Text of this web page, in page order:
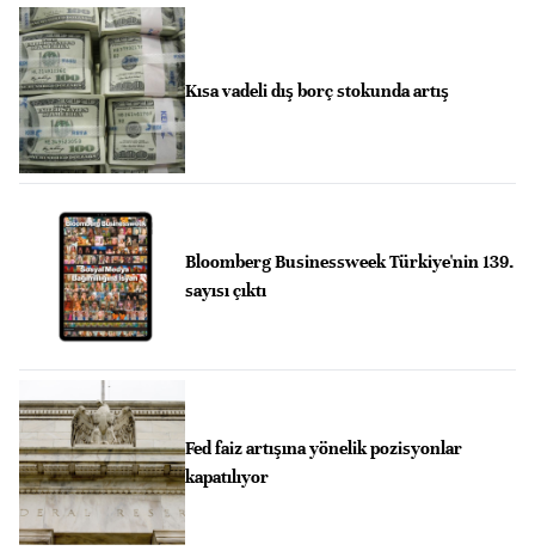
Kısa vadeli dış borç stokunda artış
Bloomberg Businessweek Türkiye'nin 139.
sayısı çıktı
Fed faiz artışına yönelik pozisyonlar
kapatılıyor